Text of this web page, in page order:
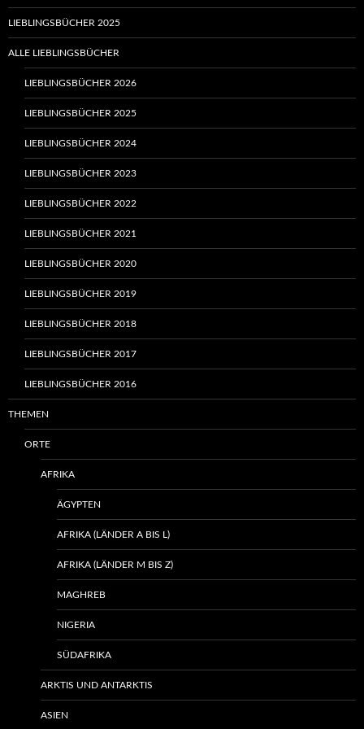
LIEBLINGSBÜCHER 2025
ALLE LIEBLINGSBÜCHER
LIEBLINGSBÜCHER 2026
LIEBLINGSBÜCHER 2025
LIEBLINGSBÜCHER 2024
LIEBLINGSBÜCHER 2023
LIEBLINGSBÜCHER 2022
LIEBLINGSBÜCHER 2021
LIEBLINGSBÜCHER 2020
LIEBLINGSBÜCHER 2019
LIEBLINGSBÜCHER 2018
LIEBLINGSBÜCHER 2017
LIEBLINGSBÜCHER 2016
THEMEN
ORTE
AFRIKA
ÄGYPTEN
AFRIKA (LÄNDER A BIS L)
AFRIKA (LÄNDER M BIS Z)
MAGHREB
NIGERIA
SÜDAFRIKA
ARKTIS UND ANTARKTIS
ASIEN